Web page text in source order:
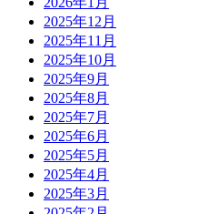
2025年12月
2025年11月
2025年10月
2025年9月
2025年8月
2025年7月
2025年6月
2025年5月
2025年4月
2025年3月